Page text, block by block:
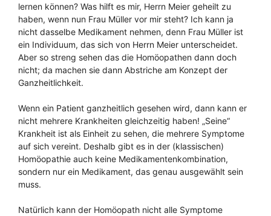
lernen können? Was hilft es mir, Herrn Meier geheilt zu
haben, wenn nun Frau Müller vor mir steht? Ich kann ja
nicht dasselbe Medikament nehmen, denn Frau Müller ist
ein Individuum, das sich von Herrn Meier unterscheidet.
Aber so streng sehen das die Homöopathen dann doch
nicht; da machen sie dann Abstriche am Konzept der
Ganzheitlichkeit.
Wenn ein Patient ganzheitlich gesehen wird, dann kann er
nicht mehrere Krankheiten gleichzeitig haben! „Seine“
Krankheit ist als Einheit zu sehen, die mehrere Symptome
auf sich vereint. Deshalb gibt es in der (klassischen)
Homöopathie auch keine Medikamentenkombination,
sondern nur ein Medikament, das genau ausgewählt sein
muss.
Natürlich kann der Homöopath nicht alle Symptome